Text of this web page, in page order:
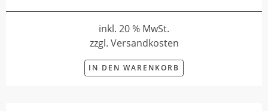
inkl. 20 % MwSt.
zzgl. Versandkosten
IN DEN WARENKORB